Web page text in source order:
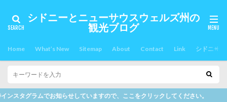
シドニーとニューサウスウェルズ州の
観光ブログ
Home What’s New Sitemap About Contact Link シドニー
ていますので、ここをクリックしてください。